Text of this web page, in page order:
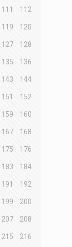
111 112
119 120
127 128
135 136
143 144
151 152
159 160
167 168
175 176
183 184
191 192
199 200
207 208
215 216